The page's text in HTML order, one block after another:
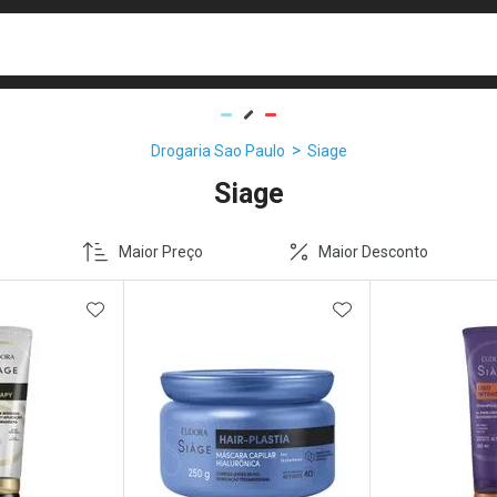
Drogaria Sao Paulo Siage
Siage
Maior Preço Maior Desconto
ADICIONAR AOS FAVORITOSADICIONAR AOS